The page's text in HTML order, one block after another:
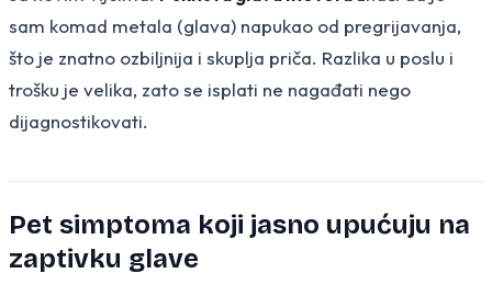
sam komad metala (glava) napukao od pregrijavanja,
što je znatno ozbiljnija i skuplja priča. Razlika u poslu i
trošku je velika, zato se isplati ne nagađati nego
dijagnostikovati.
Pet simptoma koji jasno upućuju na
zaptivku glave